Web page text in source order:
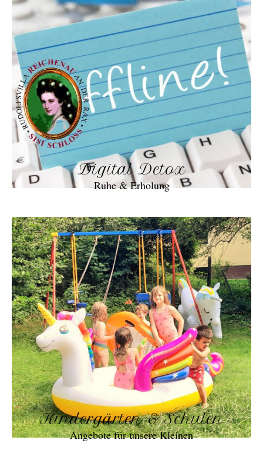
Digital Detox
Ruhe & Erholung
Kindergärten & Schulen
Angebote für unsere Kleinen